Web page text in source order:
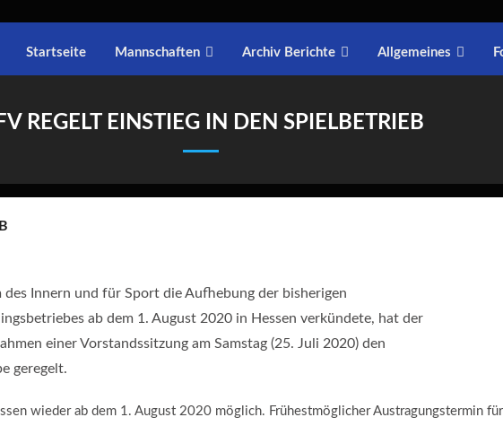
Startseite Mannschaften Archiv Berichte Allgemeines
REGELT EINSTIEG IN DEN SPIELBETRIEB
Innern und für Sport die Aufhebung der bisherigen
ab dem 1. August 2020 in Hessen verkündete, hat der
einer Vorstandssitzung am Samstag (25. Juli 2020) den
geregelt.
wieder ab dem 1. August 2020 möglich. Frühestmöglicher Austragungstermin